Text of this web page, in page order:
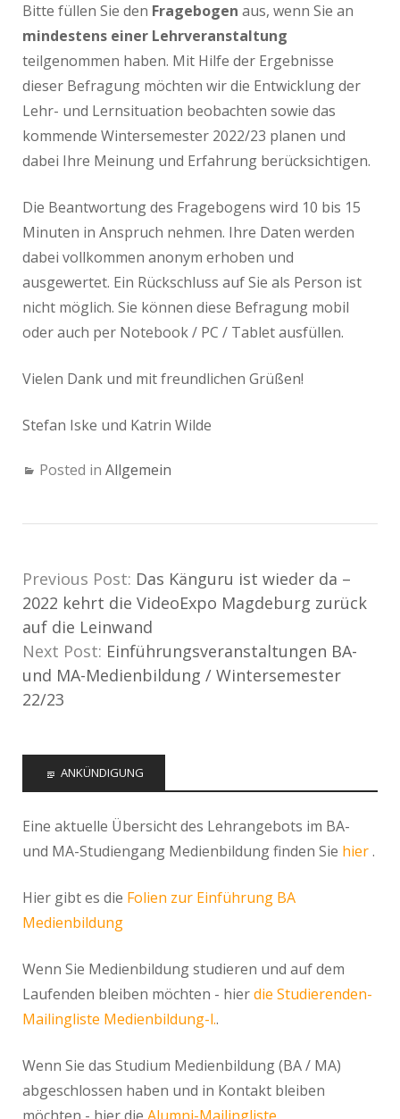
Bitte füllen Sie den Fragebogen aus, wenn Sie an
mindestens einer Lehrveranstaltung
teilgenommen haben. Mit Hilfe der Ergebnisse
dieser Befragung möchten wir die Entwicklung der
Lehr- und Lernsituation beobachten sowie das
kommende Wintersemester 2022/23 planen und
dabei Ihre Meinung und Erfahrung berücksichtigen.
Die Beantwortung des Fragebogens wird 10 bis 15
Minuten in Anspruch nehmen. Ihre Daten werden
dabei vollkommen anonym erhoben und
ausgewertet. Ein Rückschluss auf Sie als Person ist
nicht möglich. Sie können diese Befragung mobil
oder auch per Notebook / PC / Tablet ausfüllen.
Vielen Dank und mit freundlichen Grüßen!
Stefan Iske und Katrin Wilde
Posted in Allgemein
Previous Post: Das Känguru ist wieder da –
2022 kehrt die VideoExpo Magdeburg zurück
auf die Leinwand
Next Post: Einführungsveranstaltungen BA-
und MA-Medienbildung / Wintersemester
22/23
ANKÜNDIGUNG
Eine aktuelle Übersicht des Lehrangebots im BA-
und MA-Studiengang Medienbildung finden Sie hier.
Hier gibt es die Folien zur Einführung BA
Medienbildung
Wenn Sie Medienbildung studieren und auf dem
Laufenden bleiben möchten - hierdie Studierenden-
Mailingliste Medienbildung-l..
Wenn Sie das Studium Medienbildung (BA / MA)
abgeschlossen haben und in Kontakt bleiben